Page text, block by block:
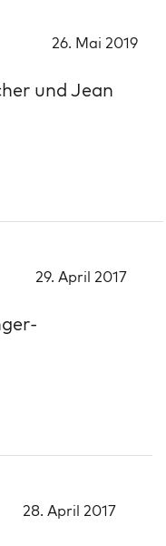
26. Mai 2019
und Jean
29. April 2017
28. April 2017